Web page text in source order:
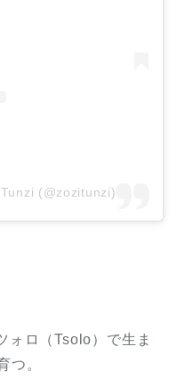
(@zozitunzi)
ォロ（Tsolo）で生ま
つ。